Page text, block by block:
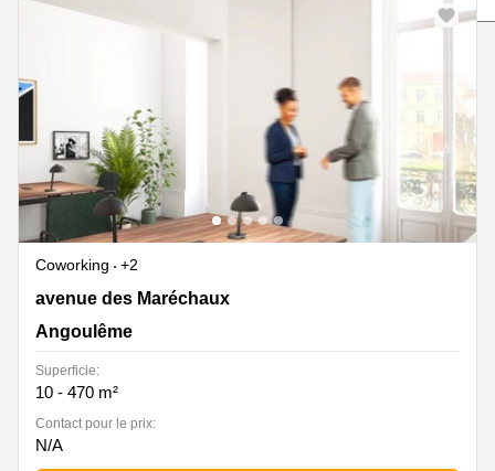
Centres
Coworking
Nice
Centres
d'affaires
Lyon
bureaux
Paris
Centre
d'affaires
Montpellier
Coworking
+2
25 avenue des Maréchaux, Angoulême
avenue des Maréchaux
Angoulême
Superficie:
10 - 470 m²
Contact pour le prix:
N/A